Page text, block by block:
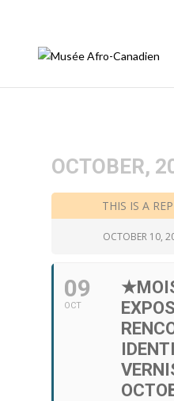
OCTOBER,
THIS IS A
OCTOBER 10,
09
OCT